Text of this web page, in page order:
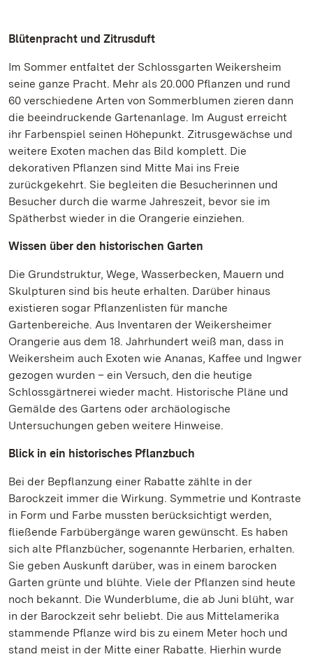
Blütenpracht und Zitrusduft
Im Sommer entfaltet der Schlossgarten Weikersheim
seine ganze Pracht. Mehr als 20.000 Pflanzen und rund
60 verschiedene Arten von Sommerblumen zieren dann
die beeindruckende Gartenanlage. Im August erreicht
ihr Farbenspiel seinen Höhepunkt. Zitrusgewächse und
weitere Exoten machen das Bild komplett. Die
dekorativen Pflanzen sind Mitte Mai ins Freie
zurückgekehrt. Sie begleiten die Besucherinnen und
Besucher durch die warme Jahreszeit, bevor sie im
Spätherbst wieder in die Orangerie einziehen.
Wissen über den historischen Garten
Die Grundstruktur, Wege, Wasserbecken, Mauern und
Skulpturen sind bis heute erhalten. Darüber hinaus
existieren sogar Pflanzenlisten für manche
Gartenbereiche. Aus Inventaren der Weikersheimer
Orangerie aus dem 18. Jahrhundert weiß man, dass in
Weikersheim auch Exoten wie Ananas, Kaffee und Ingwer
gezogen wurden – ein Versuch, den die heutige
Schlossgärtnerei wieder macht. Historische Pläne und
Gemälde des Gartens oder archäologische
Untersuchungen geben weitere Hinweise.
Blick in ein historisches Pflanzbuch
Bei der Bepflanzung einer Rabatte zählte in der
Barockzeit immer die Wirkung. Symmetrie und Kontraste
in Form und Farbe mussten berücksichtigt werden,
fließende Farbübergänge waren gewünscht. Es haben
sich alte Pflanzbücher, sogenannte Herbarien, erhalten.
Sie geben Auskunft darüber, was in einem barocken
Garten grünte und blühte. Viele der Pflanzen sind heute
noch bekannt. Die Wunderblume, die ab Juni blüht, war
in der Barockzeit sehr beliebt. Die aus Mittelamerika
stammende Pflanze wird bis zu einem Meter hoch und
stand meist in der Mitte einer Rabatte. Hierhin wurde